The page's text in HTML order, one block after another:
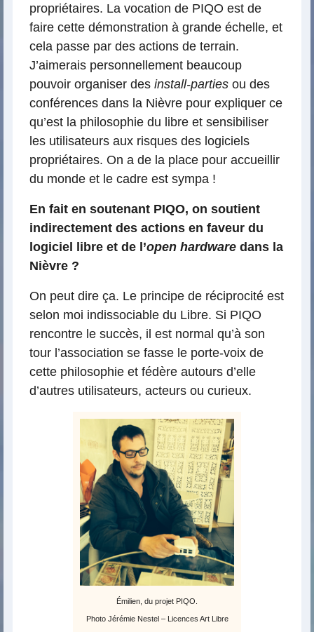
propriétaires. La vocation de PIQO est de
faire cette démonstration à grande échelle, et
cela passe par des actions de terrain.
J’aimerais personnellement beaucoup
pouvoir organiser des install-parties ou des
conférences dans la Nièvre pour expliquer ce
qu’est la philosophie du libre et sensibiliser
les utilisateurs aux risques des logiciels
propriétaires. On a de la place pour accueillir
du monde et le cadre est sympa !
En fait en soutenant PIQO, on soutient
indirectement des actions en faveur du
logiciel libre et de l’open hardware dans la
Nièvre ?
On peut dire ça. Le principe de réciprocité est
selon moi indissociable du Libre. Si PIQO
rencontre le succès, il est normal qu’à son
tour l’association se fasse le porte-voix de
cette philosophie et fédère autours d’elle
d’autres utilisateurs, acteurs ou curieux.
Émilien, du projet PIQO.
Photo Jérémie Nestel – Licences Art Libre